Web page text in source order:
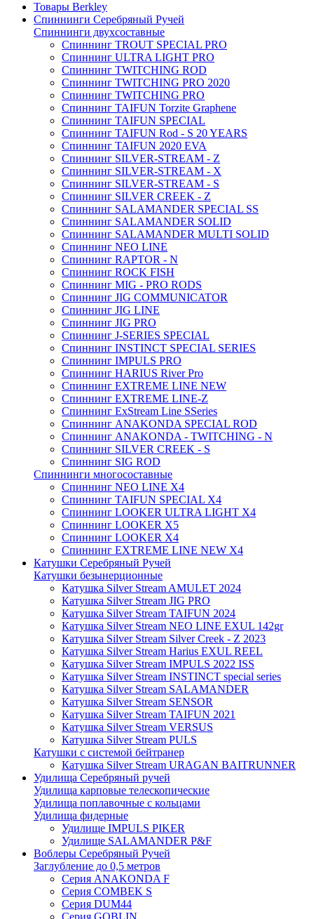
Товары Berkley
Спиннинги Серебряный Ручей
Спиннинги двухсоставные
Спиннинг TROUT SPECIAL PRO
Спиннинг ULTRA LIGHT PRO
Спиннинг TWITCHING ROD
Спиннинг TWITCHING PRO 2020
Спиннинг TWITCHING PRO
Спиннинг TAIFUN Torzite Graphene
Спиннинг TAIFUN SPECIAL
Спиннинг TAIFUN Rod - S 20 YEARS
Спиннинг TAIFUN 2020 EVA
Спиннинг SILVER-STREAM - Z
Спиннинг SILVER-STREAM - X
Спиннинг SILVER-STREAM - S
Спиннинг SILVER CREEK - Z
Спиннинг SALAMANDER SPECIAL SS
Спиннинг SALAMANDER SOLID
Спиннинг SALAMANDER MULTI SOLID
Спиннинг NEO LINE
Спиннинг RAPTOR - N
Спиннинг ROCK FISH
Спиннинг MIG - PRO RODS
Спиннинг JIG COMMUNICATOR
Спиннинг JIG LINE
Спиннинг JIG PRO
Спиннинг J-SERIES SPECIAL
Спиннинг INSTINCT SPECIAL SERIES
Спиннинг IMPULS PRO
Спиннинг HARIUS River Pro
Спиннинг EXTREME LINE NEW
Спиннинг EXTREME LINE-Z
Спиннинг ExStream Line SSeries
Спиннинг ANAKONDA SPECIAL ROD
Спиннинг ANAKONDA - TWITCHING - N
Спиннинг SILVER CREEK - S
Спиннинг SIG ROD
Спиннинги многосоставные
Спиннинг NEO LINE X4
Спиннинг TAIFUN SPECIAL X4
Спиннинг LOOKER ULTRA LIGHT X4
Спиннинг LOOKER X5
Спиннинг LOOKER X4
Спиннинг EXTREME LINE NEW X4
Катушки Серебряный Ручей
Катушки безынерционные
Катушка Silver Stream AMULET 2024
Катушка Silver Stream JIG PRO
Катушка Silver Stream TAIFUN 2024
Катушка Silver Stream NEO LINE EXUL 142gr
Катушка Silver Stream Silver Creek - Z 2023
Катушка Silver Stream Harius EXUL REEL
Катушка Silver Stream IMPULS 2022 ISS
Катушка Silver Stream INSTINCT special series
Катушка Silver Stream SALAMANDER
Катушка Silver Stream SENSOR
Катушка Silver Stream TAIFUN 2021
Катушка Silver Stream VERSUS
Катушка Silver Stream PULS
Катушки с системой бейтранер
Катушка Silver Stream URAGAN BAITRUNNER
Удилища Серебряный ручей
Удилища карповые телескопические
Удилища поплавочные с кольцами
Удилища фидерные
Удилище IMPULS PIKER
Удилище SALAMANDER P&F
Воблеры Серебряный Ручей
Заглубление до 0,5 метров
Серия ANAKONDA F
Серия COMBEK S
Серия DUM44
Серия GOBLIN